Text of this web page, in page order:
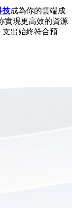
技成為你的雲端成
實現更高效的資源
出始終符合預